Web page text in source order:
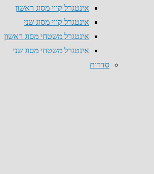
אינטגרל קווי מסוג ראשון
אינטגרל קווי מסוג שני
אינטגרל משטחי מסוג ראשון
אינטגרל משטחי מסוג שני
סדרות